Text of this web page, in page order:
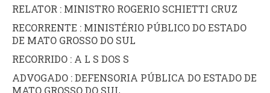
RELATOR : MINISTRO ROGERIO SCHIETTI CRUZ
RECORRENTE : MINISTÉRIO PÚBLICO DO ESTADO
DE MATO GROSSO DO SUL
RECORRIDO : A L S DOS S
ADVOGADO : DEFENSORIA PÚBLICA DO ESTADO DE
MATO GROSSO DO SUL